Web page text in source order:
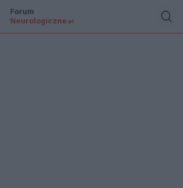
Forum
Neurologiczne .pl